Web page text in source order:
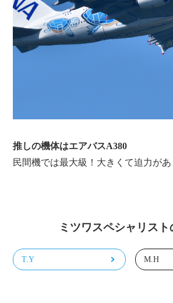
推しの機体はエアバスA380
民間機では最大級！大きくて迫力があ
ミツワスペシャリスト
T.Y M.H